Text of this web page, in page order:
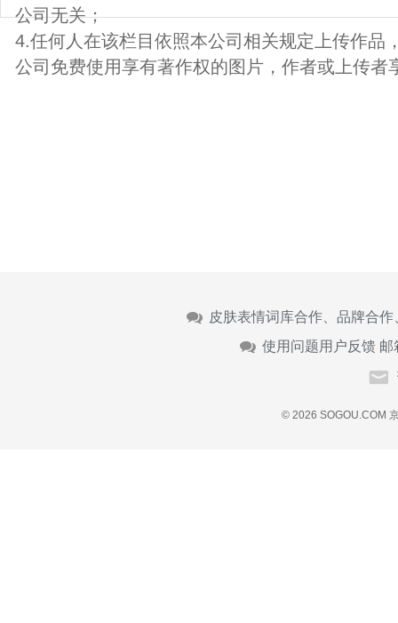
公司无关；
4.任何人在该栏目依照本公司相关规定上传作品
公司免费使用享有著作权的图片，作者或上传者
皮肤表情词库合作、品牌合
使用问题用户反馈 邮
© 2026 SOGOU.COM